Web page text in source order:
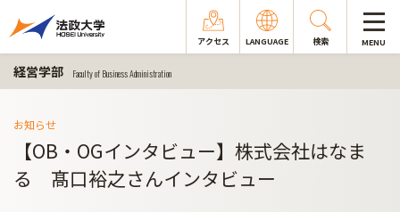
アクセス LANGUAGE 検索 MENU
経営学部 Faculty of Business Administration
お知らせ
【OB・OGインタビュー】株式会社はなま
る 髙口裕之さんインタビュー